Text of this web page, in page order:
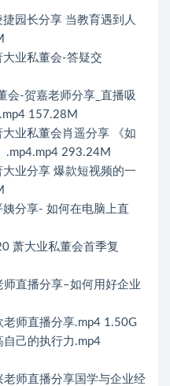
园长分享 当教育遇到人
业私董会-答疑交
-贺嘉老师分享_直播吸
157.28M
业私董会肖遥分享 《如
.mp4.mp4 293.24M
业分享 爆款短视频的一
分享- 如何在电脑上直
萧大业私董会首季复
直播分享–如何用好企业
师直播分享.mp4 1.50G
己的执行力.mp4
师直播分享国学与企业经